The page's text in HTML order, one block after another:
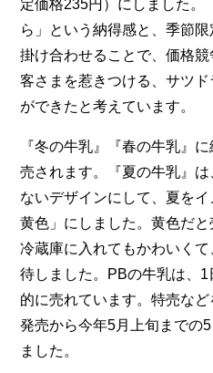
定価格235円）にしました。
ら」という納得感と、季節
掛け合わせることで、価格
客さまを惹きつける、サツ
ができたと考えています。
『冬の牛乳』『春の牛乳』
売されます。『夏の牛乳』
ないデザインにして、夏を
黄色」にしました。黄色だ
冷蔵庫に入れてもかわいく
待しました。PBの牛乳は、
的に売れています。特売な
発売から今年5月上旬までの
ました。